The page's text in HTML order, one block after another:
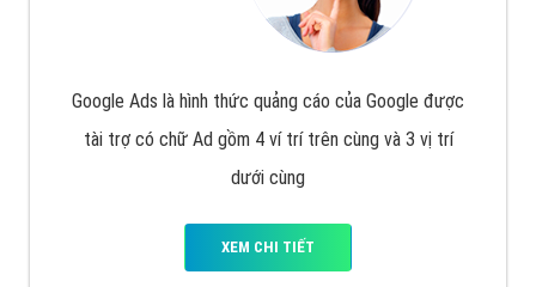
Google Ads là hình thức quảng cáo của Google được
tài trợ có chữ Ad gồm 4 ví trí trên cùng và 3 vị trí
dưới cùng
XEM CHI TIẾT